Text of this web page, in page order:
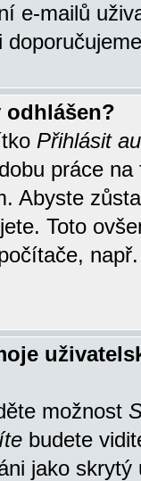
e-mailů
odhlášen?
Přihlásit
práce
Abyste
Toto
možnost
budete
jako skrytý